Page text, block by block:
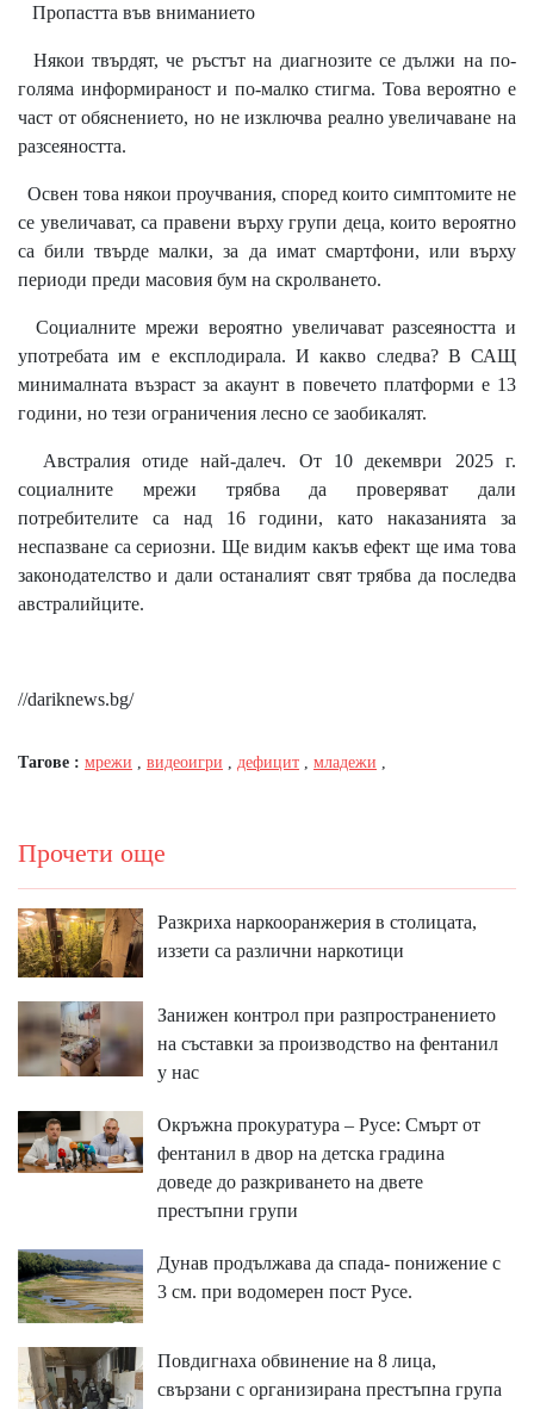
Пропастта във вниманието
Някои твърдят, че ръстът на диагнозите се дължи на по-
голяма информираност и по-малко стигма. Това вероятно е
част от обяснението, но не изключва реално увеличаване на
разсеяността.
Освен това някои проучвания, според които симптомите не
се увеличават, са правени върху групи деца, които вероятно
са били твърде малки, за да имат смартфони, или върху
периоди преди масовия бум на скролването.
Социалните мрежи вероятно увеличават разсеяността и
употребата им е експлодирала. И какво следва? В САЩ
минималната възраст за акаунт в повечето платформи е 13
години, но тези ограничения лесно се заобикалят.
Австралия отиде най-далеч. От 10 декември 2025 г.
социалните мрежи трябва да проверяват дали
потребителите са над 16 години, като наказанията за
неспазване са сериозни. Ще видим какъв ефект ще има това
законодателство и дали останалият свят трябва да последва
австралийците.
//dariknews.bg/
Тагове : мрежи видеоигри дефицит младежи
Прочети още
Разкриха наркооранжерия в столицата,
иззети са различни наркотици
Занижен контрол при разпространението
на съставки за производство на фентанил
у нас
Окръжна прокуратура – Русе: Смърт от
фентанил в двор на детска градина
доведе до разкриването на двете
престъпни групи
Дунав продължава да спада- понижение с
3 см. при водомерен пост Русе.
Повдигнаха обвинение на 8 лица,
свързани с организирана престъпна група